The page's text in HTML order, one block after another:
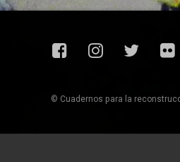
FacebookInstagram
Twitter
© Cuadernos para la